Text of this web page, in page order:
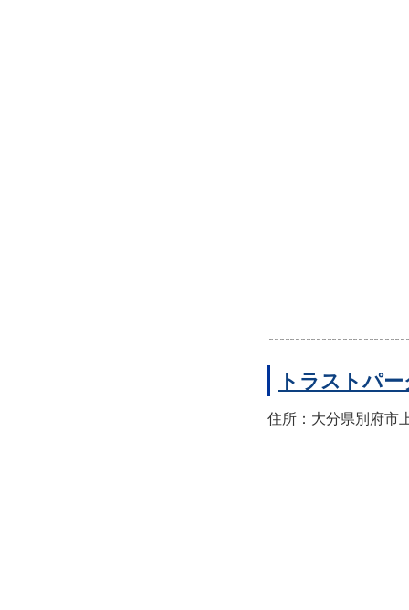
トラストパ
住所：大分県別府市